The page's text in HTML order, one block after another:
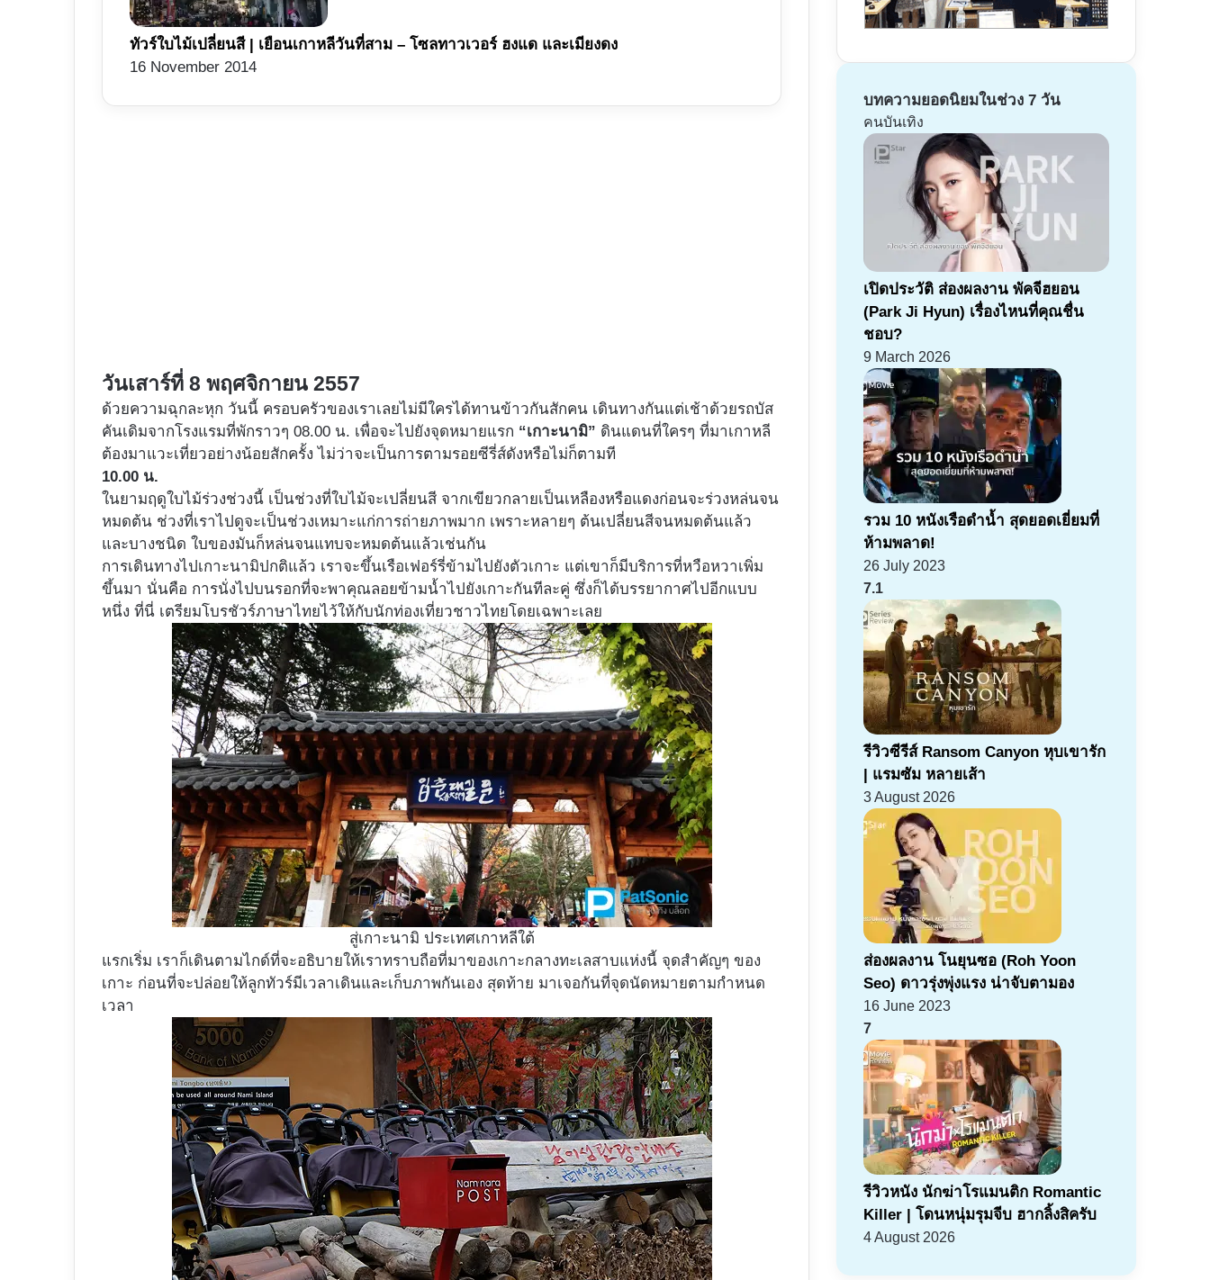
ทัวร์ใบไม้เปลี่ยนสี | เยือนเกาหลีวันที่สาม – โซลทาวเวอร์ ฮงแด และเมียงดง
16 November 2014
วันเสาร์ที่ 8 พฤศจิกายน 2557
ด้วยความฉุกละหุก วันนี้ ครอบครัวของเราเลยไม่มีใครได้ทานข้าวกันสักคน เดินทางกันแต่เช้าด้วยรถบัส
คันเดิมจากโรงแรมที่พักราวๆ 08.00 น. เพื่อจะไปยังจุดหมายแรก “เกาะนามิ” ดินแดนที่ใครๆ ที่มาเกาหลี
ต้องมาแวะเที่ยวอย่างน้อยสักครั้ง ไม่ว่าจะเป็นการตามรอยซีรี่ส์ดังหรือไม่ก็ตามที
10.00 น.
ในยามฤดูใบไม้ร่วงช่วงนี้ เป็นช่วงที่ใบไม้จะเปลี่ยนสี จากเขียวกลายเป็นเหลืองหรือแดงก่อนจะร่วงหล่นจน
หมดต้น ช่วงที่เราไปดูจะเป็นช่วงเหมาะแก่การถ่ายภาพมาก เพราะหลายๆ ต้นเปลี่ยนสีจนหมดต้นแล้ว
และบางชนิด ใบของมันก็หล่นจนแทบจะหมดต้นแล้วเช่นกัน
การเดินทางไปเกาะนามิปกติแล้ว เราจะขึ้นเรือเฟอร์รี่ข้ามไปยังตัวเกาะ แต่เขาก็มีบริการที่หวือหวาเพิ่ม
ขึ้นมา นั่นคือ การนั่งไปบนรอกที่จะพาคุณลอยข้ามน้ำไปยังเกาะกันทีละคู่ ซึ่งก็ได้บรรยากาศไปอีกแบบ
หนึ่ง ที่นี่ เตรียมโบรชัวร์ภาษาไทยไว้ให้กับนักท่องเที่ยวชาวไทยโดยเฉพาะเลย
สู่เกาะนามิ ประเทศเกาหลีใต้
แรกเริ่ม เราก็เดินตามไกด์ที่จะอธิบายให้เราทราบถือที่มาของเกาะกลางทะเลสาบแห่งนี้ จุดสำคัญๆ ของ
เกาะ ก่อนที่จะปล่อยให้ลูกทัวร์มีเวลาเดินและเก็บภาพกันเอง สุดท้าย มาเจอกันที่จุดนัดหมายตามกำหนด
เวลา
บทความยอดนิยมในช่วง 7 วัน
คนบันเทิง
เปิดประวัติ ส่องผลงาน พัคจีฮยอน
(Park Ji Hyun) เรื่องไหนที่คุณชื่น
ชอบ?
9 March 2026
รวม 10 หนังเรือดำน้ำ สุดยอดเยี่ยมที่
ห้ามพลาด!
26 July 2023
7.1
รีวิวซีรีส์ Ransom Canyon หุบเขารัก
| แรมซัม หลายเส้า
3 August 2026
ส่องผลงาน โนยุนซอ (Roh Yoon
Seo) ดาวรุ่งพุ่งแรง น่าจับตามอง
16 June 2023
7
รีวิวหนัง นักฆ่าโรแมนติก Romantic
Killer | โดนหนุ่มรุมจีบ ฮากลิ้งสิครับ
4 August 2026